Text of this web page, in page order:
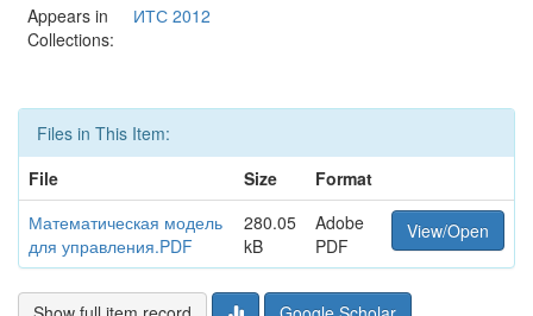
Appears in
Collections:
ИТС 2012
Files in This Item:
File
Size
Format
Математическая модель
для управления.PDF
280.05
kB
Adobe
PDF
View/Open